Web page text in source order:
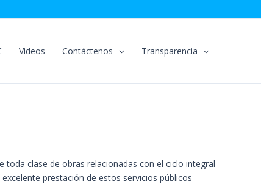
Videos Contáctenos Transparencia
toda clase de obras relacionadas con el ciclo integral
prestación de estos servicios públicos